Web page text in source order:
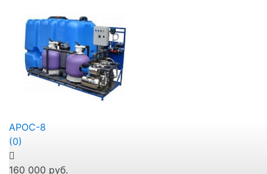
АРОС-8
(0)
160 000 руб.